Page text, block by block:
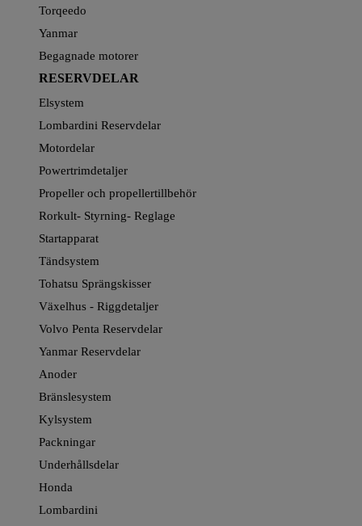
Torqeedo
Yanmar
Begagnade motorer
RESERVDELAR
Elsystem
Lombardini Reservdelar
Motordelar
Powertrimdetaljer
Propeller och propellertillbehör
Rorkult- Styrning- Reglage
Startapparat
Tändsystem
Tohatsu Sprängskisser
Växelhus - Riggdetaljer
Volvo Penta Reservdelar
Yanmar Reservdelar
Anoder
Bränslesystem
Kylsystem
Packningar
Underhållsdelar
Honda
Lombardini